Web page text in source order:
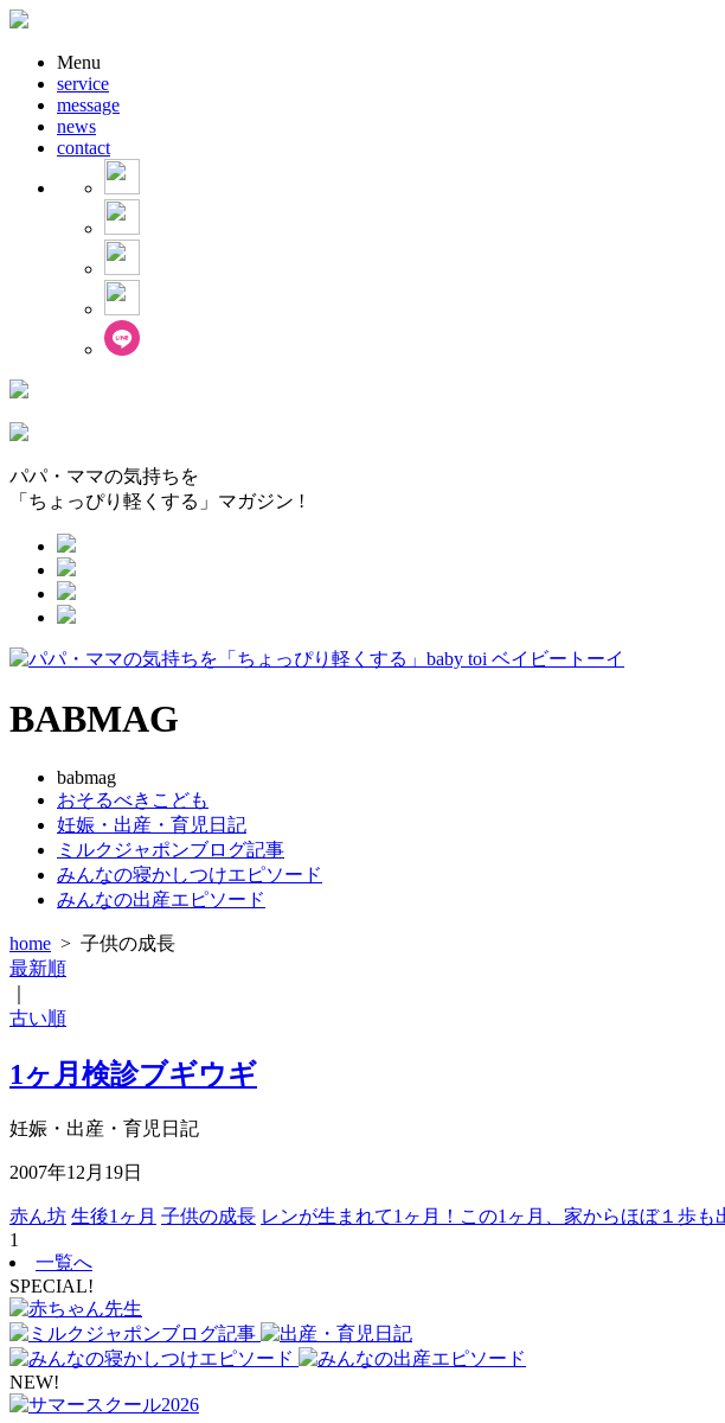
Menu
service
message
news
contact
パパ・ママの気持ちを
「ちょっぴり軽くする」マガジン !
BABMAG
babmag
おそるべきこども
妊娠・出産・育児日記
ミルクジャポンブログ記事
みんなの寝かしつけエピソード
みんなの出産エピソード
home > 子供の成長
最新順
古い順
1ヶ月検診ブギウギ
妊娠・出産・育児日記
2007年12月19日
赤ん坊 生後1ヶ月 子供の成長 レンが生まれて1ヶ月！この1ヶ月、家からほぼ１歩
1
一覧へ
SPECIAL!
NEW!